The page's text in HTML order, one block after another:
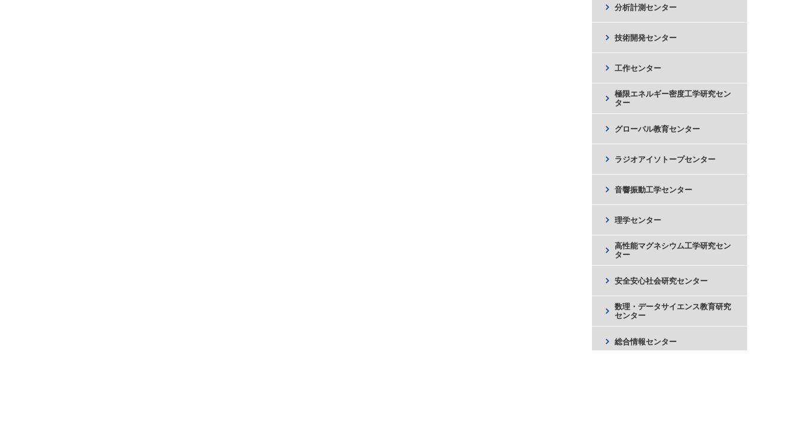
分析計測センター
chevron_right
技術開発センター
chevron_right
工作センター
chevron_right
極限エネルギー密度工学研究セン
ター
chevron_right
グローバル教育センター
chevron_right
ラジオアイソトープセンター
chevron_right
音響振動工学センター
chevron_right
理学センター
chevron_right
高性能マグネシウム工学研究セン
ター
chevron_right
安全安心社会研究センター
chevron_right
数理・データサイエンス教育研究
センター
chevron_right
総合情報センター
chevron_right